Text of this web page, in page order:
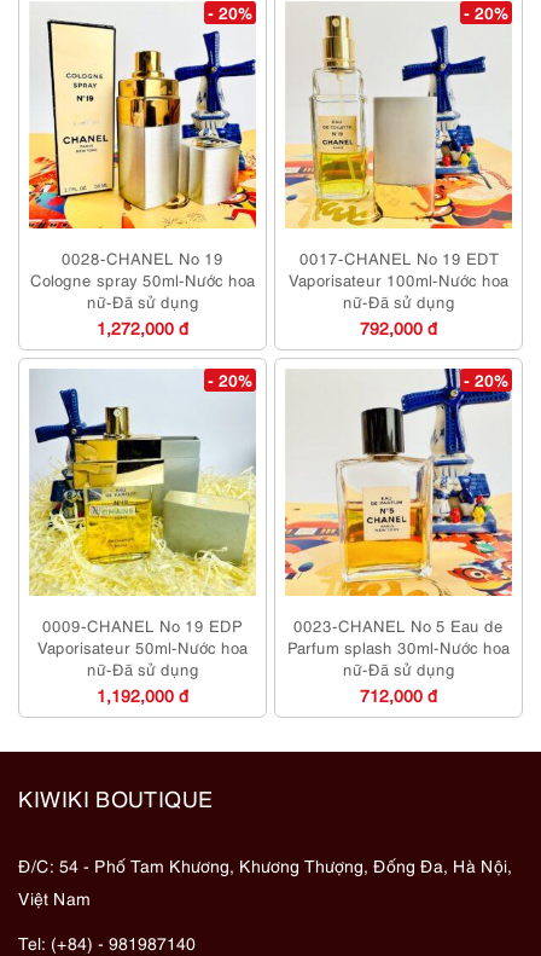
- 20%
0028-CHANEL No 19
Cologne spray 50ml-Nước hoa
nữ-Đã sử dụng
1,272,000 đ
- 20%
0017-CHANEL No 19 EDT
Vaporisateur 100ml-Nước hoa
nữ-Đã sử dụng
792,000 đ
- 20%
0009-CHANEL No 19 EDP
Vaporisateur 50ml-Nước hoa
nữ-Đã sử dụng
1,192,000 đ
- 20%
0023-CHANEL No 5 Eau de
Parfum splash 30ml-Nước hoa
nữ-Đã sử dụng
712,000 đ
KIWIKI BOUTIQUE
Đ/C: 54 - Phố Tam Khương, Khương Thượng, Đống Đa, Hà Nội,
Việt Nam
Tel: (+84) - 981987140